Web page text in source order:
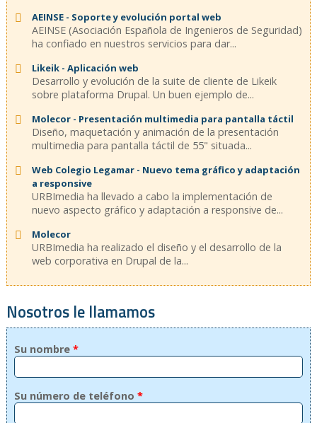
AEINSE - Soporte y evolución portal web
AEINSE (Asociación Española de Ingenieros de Seguridad)
ha confiado en nuestros servicios para dar...
Likeik - Aplicación web
Desarrollo y evolución de la suite de cliente de Likeik
sobre plataforma Drupal. Un buen ejemplo de...
Molecor - Presentación multimedia para pantalla táctil
Diseño, maquetación y animación de la presentación
multimedia para pantalla táctil de 55" situada...
Web Colegio Legamar - Nuevo tema gráfico y adaptación
a responsive
URBImedia ha llevado a cabo la implementación de
nuevo aspecto gráfico y adaptación a responsive de...
Molecor
URBImedia ha realizado el diseño y el desarrollo de la
web corporativa en Drupal de la...
Nosotros le llamamos
Su nombre *
Su número de teléfono *